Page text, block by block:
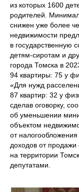
из которых 1600
родителей.
снижен уже более
недвижимости
в государственную
детям-сиротам и
города Томска в
94 квартиры: 75 у
«Для нужд
87 квартир: 32 у
сделав оговорку,
об уменьшении
объектом
от
доходов от
на территории
депутатами.